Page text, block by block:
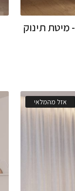
STUDIO BOUTIQUE COLLECTION- מיטת תינוק
אזל מהמלאי